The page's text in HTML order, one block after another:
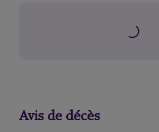
Avis de décès